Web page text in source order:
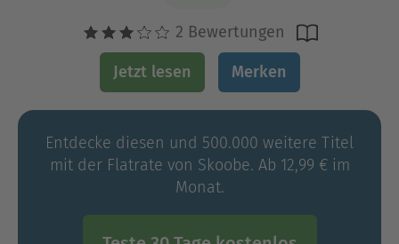
2 Bewertungen
Jetzt lesen Merken
Entdecke diesen und 500.000 weitere Titel
mit der Flatrate von Skoobe. Ab 12,99 € im
Monat.